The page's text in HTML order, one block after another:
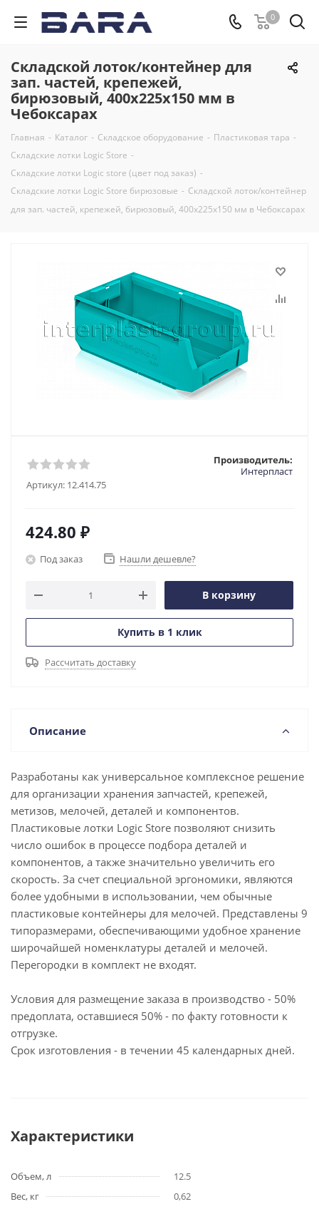
0
Складской лоток/контейнер для
зап. частей, крепежей,
бирюзовый, 400x225x150 мм в
Чебоксарах
Главная - Каталог - Складское оборудование - Пластиковая тара -
Складские лотки Logic Store -
Складские лотки Logic store (цвет под заказ) -
Складские лотки Logic Store бирюзовые - Складской лоток/контейнер
для зап. частей, крепежей, бирюзовый, 400x225x150 мм в Чебоксарах
Артикул: 12.414.75
Производитель:
Интерпласт
424.80 ₽
Под заказ Нашли дешевле?
В корзину
Купить в 1 клик
Рассчитать доставку
Описание
Разработаны как универсальное комплексное решение
для организации хранения запчастей, крепежей,
метизов, мелочей, деталей и компонентов.
Пластиковые лотки Logic Store позволяют снизить
число ошибок в процессе подбора деталей и
компонентов, а также значительно увеличить его
скорость. За счет специальной эргономики, являются
более удобными в использовании, чем обычные
пластиковые контейнеры для мелочей. Представлены 9
типоразмерами, обеспечивающими удобное хранение
широчайшей номенклатуры деталей и мелочей.
Перегородки в комплект не входят.
Условия для размещение заказа в производство - 50%
предоплата, оставшиеся 50% - по факту готовности к
отгрузке.
Срок изготовления - в течении 45 календарных дней.
Характеристики
Объем, л
12.5
Вес, кг
0,62